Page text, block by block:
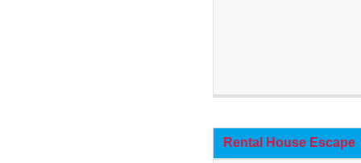
Rental House Escape